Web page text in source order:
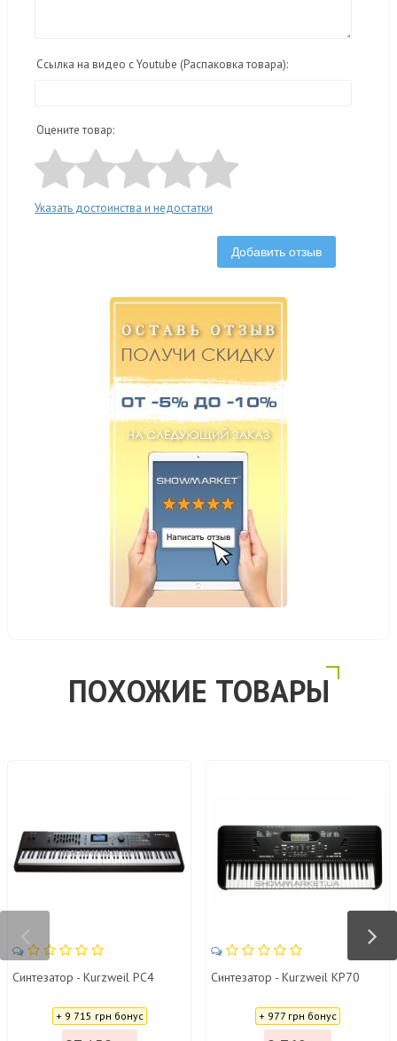
Ссылка на видео с Youtube (Распаковка товара):
Оцените товар:
Указать достоинства и недостатки
Добавить отзыв
ПОХОЖИЕ ТОВАРЫ
Синтезатор - Kurzweil PC4
+ 9 715 грн бонус
Cинтезатор - Kurzweil KP70
+ 977 грн бонус